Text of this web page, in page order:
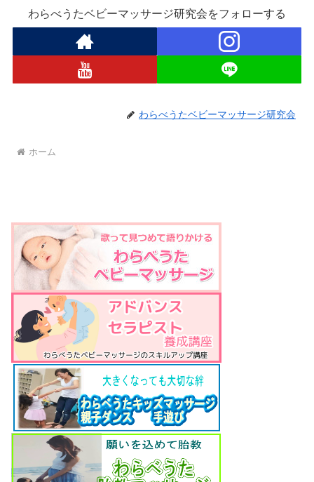
わらべうたベビーマッサージ研究会をフォローする
わらべうたベビーマッサージ研究会
ホーム